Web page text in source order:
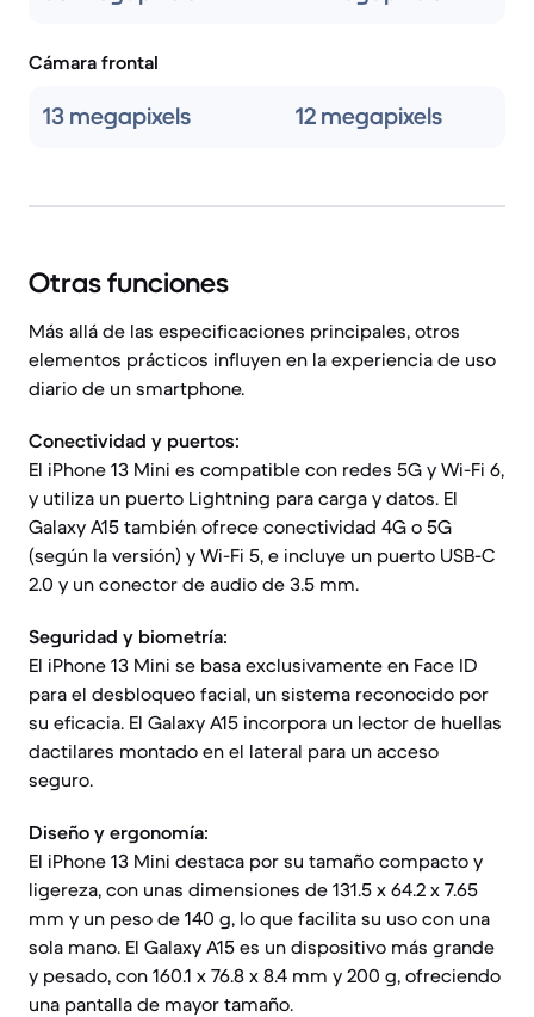
Cámara frontal
13 megapixels 12 megapixels
Otras funciones
Más allá de las especificaciones principales, otros
elementos prácticos influyen en la experiencia de uso
diario de un smartphone.
Conectividad y puertos:
El iPhone 13 Mini es compatible con redes 5G y Wi-Fi 6,
y utiliza un puerto Lightning para carga y datos. El
Galaxy A15 también ofrece conectividad 4G o 5G
(según la versión) y Wi-Fi 5, e incluye un puerto USB-C
2.0 y un conector de audio de 3.5 mm.
Seguridad y biometría:
El iPhone 13 Mini se basa exclusivamente en Face ID
para el desbloqueo facial, un sistema reconocido por
su eficacia. El Galaxy A15 incorpora un lector de huellas
dactilares montado en el lateral para un acceso
seguro.
Diseño y ergonomía:
El iPhone 13 Mini destaca por su tamaño compacto y
ligereza, con unas dimensiones de 131.5 x 64.2 x 7.65
mm y un peso de 140 g, lo que facilita su uso con una
sola mano. El Galaxy A15 es un dispositivo más grande
y pesado, con 160.1 x 76.8 x 8.4 mm y 200 g, ofreciendo
una pantalla de mayor tamaño.